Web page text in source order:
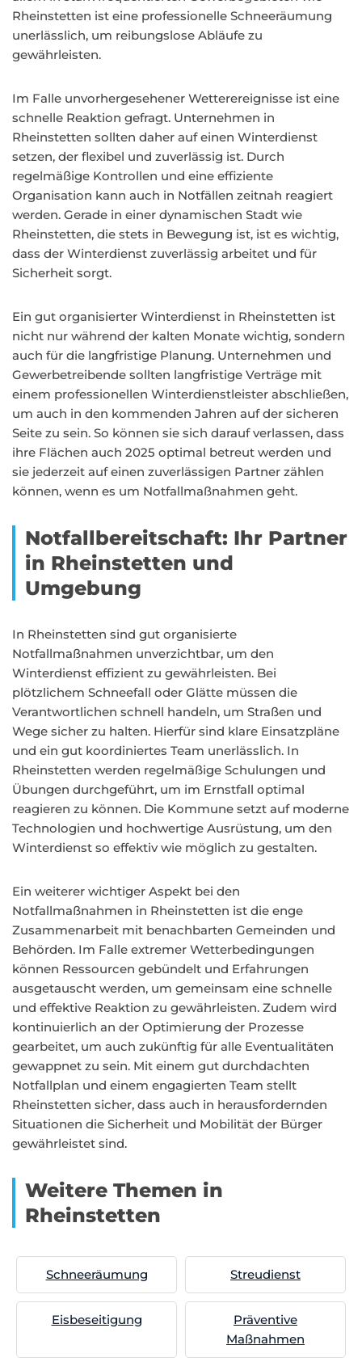
Rheinstetten ist eine professionelle Schneeräumung
unerlässlich, um reibungslose Abläufe zu
gewährleisten.
Im Falle unvorhergesehener Wetterereignisse ist eine
schnelle Reaktion gefragt. Unternehmen in
Rheinstetten sollten daher auf einen Winterdienst
setzen, der flexibel und zuverlässig ist. Durch
regelmäßige Kontrollen und eine effiziente
Organisation kann auch in Notfällen zeitnah reagiert
werden. Gerade in einer dynamischen Stadt wie
Rheinstetten, die stets in Bewegung ist, ist es wichtig,
dass der Winterdienst zuverlässig arbeitet und für
Sicherheit sorgt.
Ein gut organisierter Winterdienst in Rheinstetten ist
nicht nur während der kalten Monate wichtig, sondern
auch für die langfristige Planung. Unternehmen und
Gewerbetreibende sollten langfristige Verträge mit
einem professionellen Winterdienstleister abschließen,
um auch in den kommenden Jahren auf der sicheren
Seite zu sein. So können sie sich darauf verlassen, dass
ihre Flächen auch 2025 optimal betreut werden und
sie jederzeit auf einen zuverlässigen Partner zählen
können, wenn es um Notfallmaßnahmen geht.
Notfallbereitschaft: Ihr Partner
in Rheinstetten und
Umgebung
In Rheinstetten sind gut organisierte
Notfallmaßnahmen unverzichtbar, um den
Winterdienst effizient zu gewährleisten. Bei
plötzlichem Schneefall oder Glätte müssen die
Verantwortlichen schnell handeln, um Straßen und
Wege sicher zu halten. Hierfür sind klare Einsatzpläne
und ein gut koordiniertes Team unerlässlich. In
Rheinstetten werden regelmäßige Schulungen und
Übungen durchgeführt, um im Ernstfall optimal
reagieren zu können. Die Kommune setzt auf moderne
Technologien und hochwertige Ausrüstung, um den
Winterdienst so effektiv wie möglich zu gestalten.
Ein weiterer wichtiger Aspekt bei den
Notfallmaßnahmen in Rheinstetten ist die enge
Zusammenarbeit mit benachbarten Gemeinden und
Behörden. Im Falle extremer Wetterbedingungen
können Ressourcen gebündelt und Erfahrungen
ausgetauscht werden, um gemeinsam eine schnelle
und effektive Reaktion zu gewährleisten. Zudem wird
kontinuierlich an der Optimierung der Prozesse
gearbeitet, um auch zukünftig für alle Eventualitäten
gewappnet zu sein. Mit einem gut durchdachten
Notfallplan und einem engagierten Team stellt
Rheinstetten sicher, dass auch in herausfordernden
Situationen die Sicherheit und Mobilität der Bürger
gewährleistet sind.
Weitere Themen in
Rheinstetten
Schneeräumung Streudienst
Eisbeseitigung
Präventive
Maßnahmen